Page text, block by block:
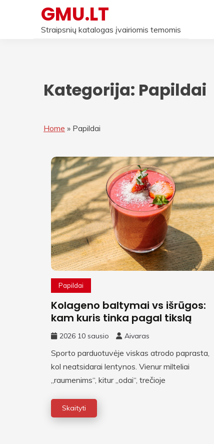
GMU.LT
Straipsnių katalogas įvairiomis temomis
Kategorija: Papildai
Home » Papildai
Papildai
Kolageno baltymai vs išrūgos:
kam kuris tinka pagal tikslą
2026 10 sausio Aivaras
Sporto parduotuvėje viskas atrodo paprasta,
kol neatsidarai lentynos. Vienur milteliai
„raumenims“, kitur „odai“, trečioje
Skaityti